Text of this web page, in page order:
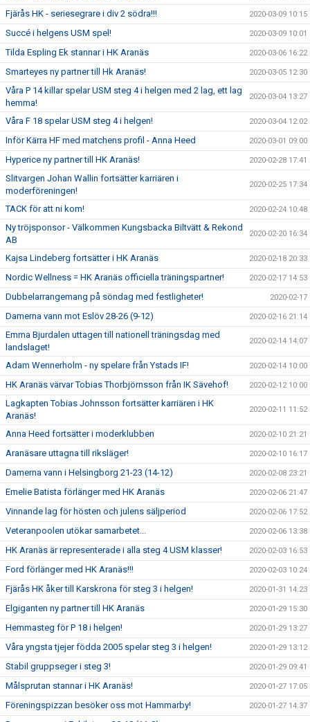
Fjärås HK - seriesegrare i div 2 södra!!! 2020-03-09 10:15
Succé i helgens USM spel! 2020-03-09 10:01
Tilda Espling Ek stannar i HK Aranäs 2020-03-06 16:22
Smarteyes ny partner till Hk Aranäs! 2020-03-05 12:30
Våra P 14 killar spelar USM steg 4 i helgen med 2 lag, ett lag
hemma!
2020-03-04 13:27
Våra F 18 spelar USM steg 4 i helgen! 2020-03-04 12:02
Inför Kärra HF med matchens profil - Anna Heed 2020-03-01 09:00
Hyperice ny partner till HK Aranäs! 2020-02-28 17:41
Slitvargen Johan Wallin fortsätter karriären i
moderföreningen!
2020-02-25 17:34
TACK för att ni kom! 2020-02-24 10:48
Ny tröjsponsor - Välkommen Kungsbacka Biltvätt & Rekond
AB
2020-02-20 16:34
Kajsa Lindeberg fortsätter i HK Aranäs 2020-02-18 20:33
Nordic Wellness = HK Aranäs officiella träningspartner! 2020-02-17 14:53
Dubbelarrangemang på söndag med festligheter! 2020-02-17
Damerna vann mot Eslöv 28-26 (9-12) 2020-02-16 21:14
Emma Bjurdalen uttagen till nationell träningsdag med
landslaget!
2020-02-14 14:07
Adam Wennerholm - ny spelare från Ystads IF! 2020-02-14 10:00
HK Aranäs värvar Tobias Thorbjörnsson från IK Sävehof! 2020-02-12 10:00
Lagkapten Tobias Johnsson fortsätter karriären i HK
Aranäs!
2020-02-11 11:52
Anna Heed fortsätter i moderklubben 2020-02-10 21:21
Aranäsare uttagna till riksläger! 2020-02-10 16:17
Damerna vann i Helsingborg 21-23 (14-12) 2020-02-08 23:21
Emelie Batista förlänger med HK Aranäs 2020-02-06 21:47
Vinnande lag för hösten och julens säljperiod 2020-02-06 17:52
Veteranpoolen utökar samarbetet... 2020-02-06 13:38
HK Aranäs är representerade i alla steg 4 USM klasser! 2020-02-03 16:53
Ford förlänger med HK Aranäs!!! 2020-02-03 10:24
Fjärås HK åker till Karskrona för steg 3 i helgen! 2020-01-31 14:23
Elgiganten ny partner till HK Aranäs 2020-01-29 15:30
Hemmasteg för P 18 i helgen! 2020-01-29 13:27
Våra yngsta tjejer födda 2005 spelar steg 3 i helgen! 2020-01-29 13:12
Stabil gruppseger i steg 3! 2020-01-29 09:41
Målsprutan stannar i HK Aranäs! 2020-01-27 17:05
Föreningspizzan besöker oss mot Hammarby! 2020-01-27 14:37